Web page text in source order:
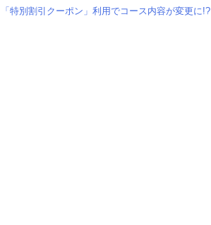
「特別割引クーポン」利用でコース内容が変更に!?